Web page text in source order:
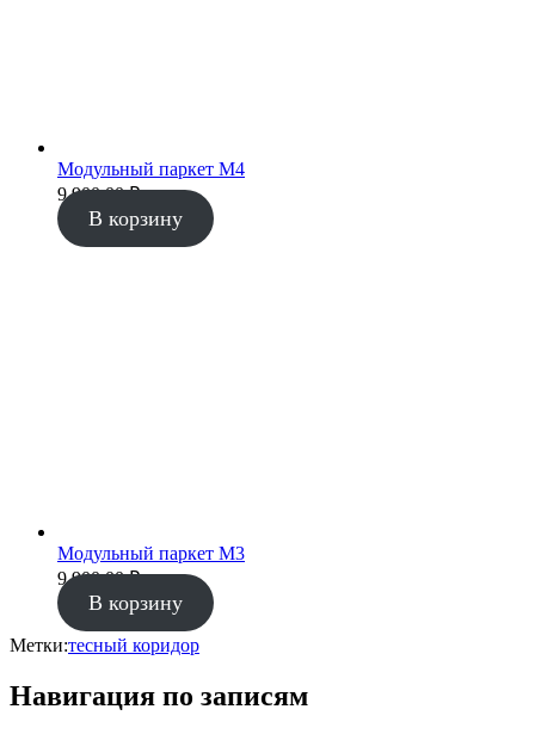
Модульный паркет М4
9 900.00₽
В корзину
Модульный паркет М3
9 900.00₽
В корзину
Метки:тесный коридор
Навигация по записям